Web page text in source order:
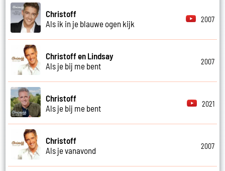
Christoff
Als ik in je blauwe ogen kijk
2007
Christoff en Lindsay
Als je bij me bent
2007
Christoff
Als je bij me bent
2021
Christoff
Als je vanavond
2007